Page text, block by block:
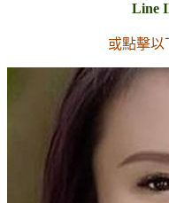
Line
或點擊以